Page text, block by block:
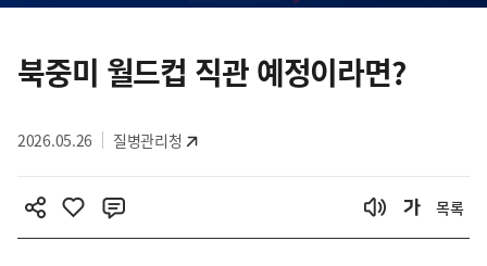
텐
츠
역
북중미 월드컵 직관 예정이라면?
2026.05.26 질병관리청
목록